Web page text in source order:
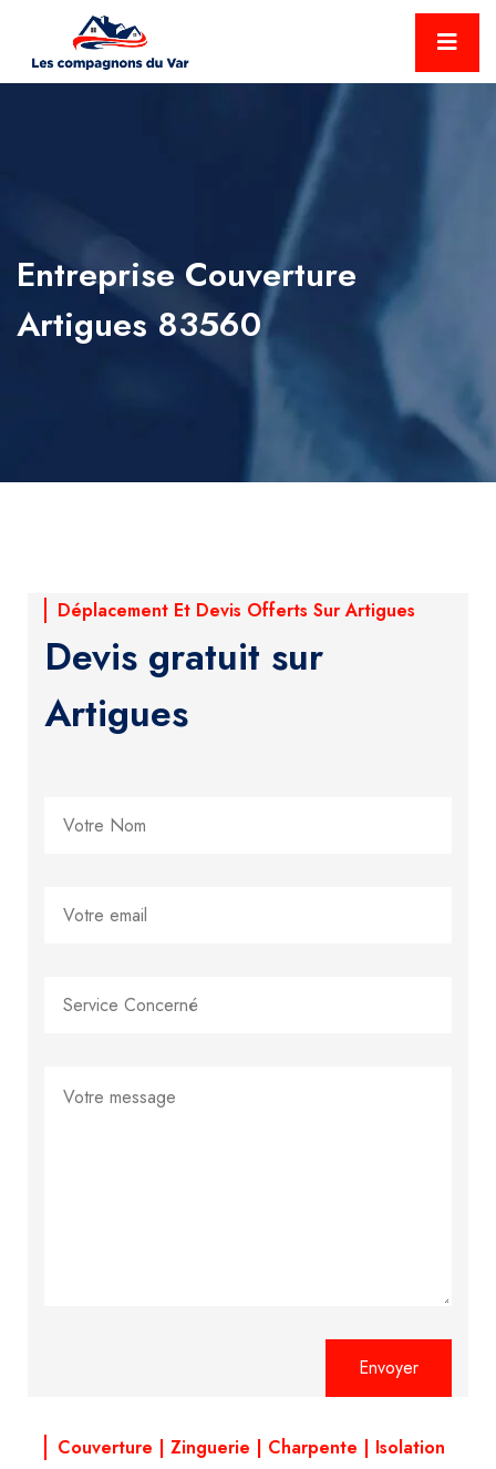
Entreprise Couverture
Artigues 83560
Déplacement Et Devis Offerts Sur Artigues
Devis gratuit sur
Artigues
Couverture | Zinguerie | Charpente | Isolation